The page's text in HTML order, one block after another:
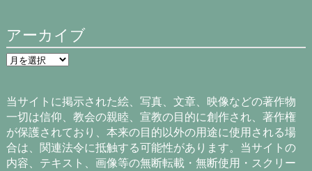
アーカイブ
ア
ー
ブ
当サイトに掲示された絵、写真、文章、映像などの著作物
一切は信仰、教会の親睦、宣教の目的に創作され、著作権
が保護されており、本来の目的以外の用途に使用される場
合は、関連法令に抵触する可能性があります。当サイトの
内容、テキスト、画像等の無断転載・無断使用・スクリー